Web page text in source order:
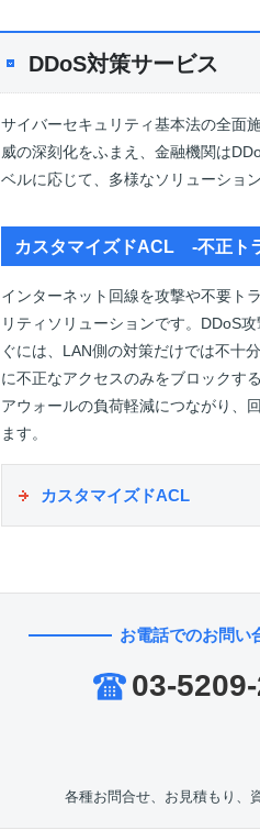
DDoS対策サービス
サイバーセキュリティ基本法の全面
威の深刻化をふまえ、金融機関は
ベルに応じて、多様なソリューショ
カスタマイズドACL -不正ト
インターネット回線を攻撃や不要ト
リティソリューションです。DDoS
ぐには、LAN側の対策だけでは不十
に不正なアクセスのみをブロックす
アウォールの負荷軽減につながり、
ます。
カスタマイズドACL
お電話でのお問い
03-
各種お問合せ、お見積もり、